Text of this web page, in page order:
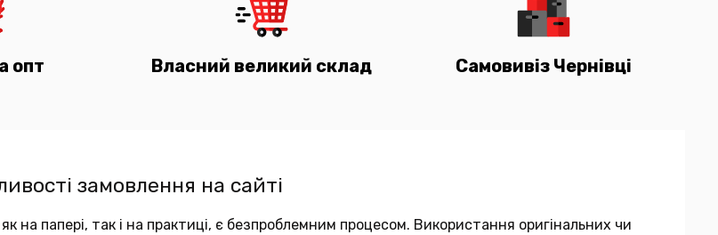
опт Власний великий склад Самовивіз Чернівці
замовлення на сайті
на папері, так і на практиці, є безпроблемним процесом. Використання оригінальних чи